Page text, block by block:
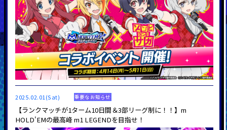
2025.02.01(Sat) 重要なお知らせ
【ランクマッチが1ターム10日間＆3部リーグ制に！！】m
HOLD'EMの最高峰 m1 LEGENDを目指せ！